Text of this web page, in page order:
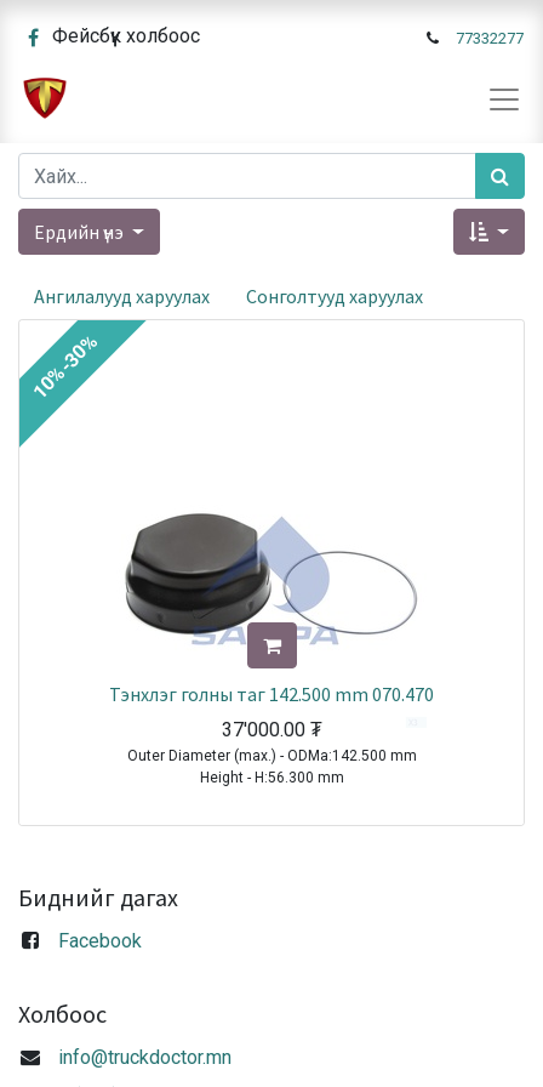
Фейсбүүк холбоос 77332277
Ердийн үнэ
Ангилалууд харуулах Сонголтууд харуулах
Тэнхлэг голны таг 142.500 mm 070.470
37'000.00₮
Outer Diameter (max.) - ODMa:142.500 mm
Height - H:56.300 mm
TRAILER|BPW|Eco Plus 2 Hub System|1970-2021
TRAILER|BPW|SKH Series ( Disc Brakes 3745 )|1998-2010
10%-30%
Биднийг дагах
Facebook
Холбоос
info@truckdoctor.mn